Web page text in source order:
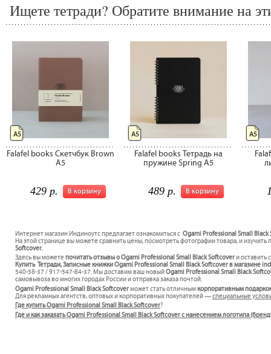
Ищете тетради? Обратите внимание на
Falafel books Скетчбук Brown
A5
В корзину
429 р.
А5
Falafel books Тетрадь на
пружине Spring A5
В корзину
489 р.
А5 А5
Интернет магазин Индиноутс предлагает ознакомиться с Ogami Professional Small
На этой странице вы можете сравнить цены, посмотреть фотографии товара, и
Softcover.
Здесь вы можете почитать отзывы о Ogami Professional Small Black Softcoverи оставить
Купить Тетради, Записные книжки Ogami Professional Small Black Softcover в магазине
540-58-37 / 917-547-84-37. Мы доставим ваш новыйOgami Professional Small Black
самовывоза во многих городах России и отправка заказа почтой.
Ogami Professional Small Black Softcoverможет стать отличнымкорпоративным
Для рекламных агентств, оптовых и корпоративных покупателей —специальные
Где купить Ogami Professional Small Black Softcover?
Где и как заказать Ogami Professional Small Black Softcover с нанесением логотипа